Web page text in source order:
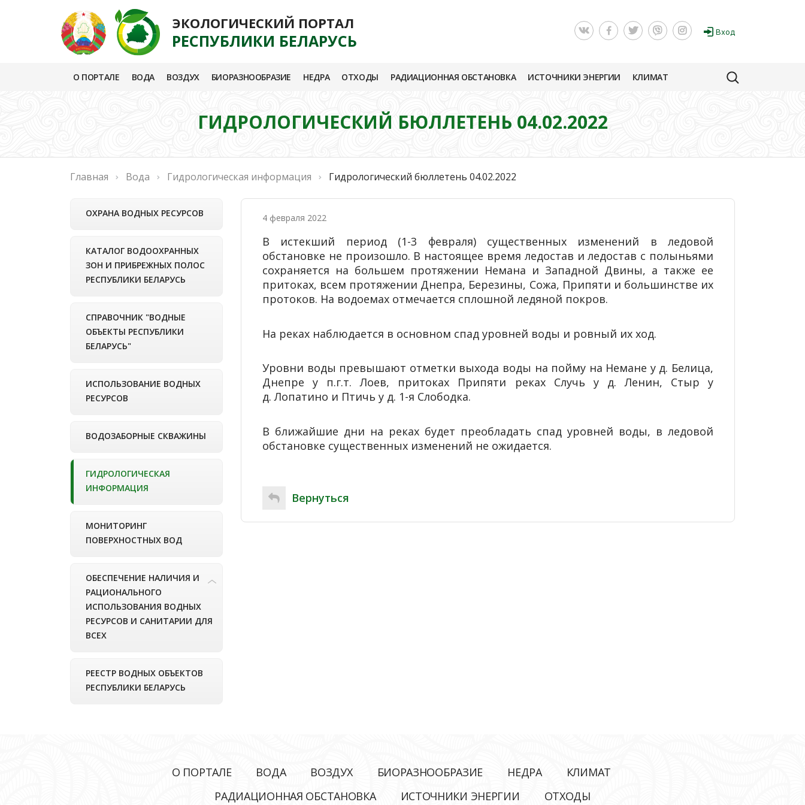
ЭКОЛОГИЧЕСКИЙ ПОРТАЛ
РЕСПУБЛИКИ БЕЛАРУСЬ Вход
О ПОРТАЛЕ ВОДА ВОЗДУХ БИОРАЗНООБРАЗИЕ НЕДРА ОТХОДЫ РАДИАЦИОННАЯ ОБСТАНОВКА ИСТОЧНИКИ ЭНЕРГИИ КЛИМАТ
ГИДРОЛОГИЧЕСКИЙ БЮЛЛЕТЕНЬ 04.02.2022
Главная Вода Гидрологическая информация Гидрологический бюллетень 04.02.2022
4 февраля 2022
В истекший период (1-3 февраля) существенных изменений в ледовой
обстановке не произошло. В настоящее время ледостав и ледостав с полыньями
сохраняется на большем протяжении Немана и Западной Двины, а также ее
притоках, всем протяжении Днепра, Березины, Сожа, Припяти и большинстве их
протоков. На водоемах отмечается сплошной ледяной покров.
На реках наблюдается в основном спад уровней воды и ровный их ход.
Уровни воды превышают отметки выхода воды на пойму на Немане у д. Белица,
Днепре у п.г.т. Лоев, притоках Припяти реках Случь у д. Ленин, Стыр у
д. Лопатино и Птичь у д. 1-я Слободка.
В ближайшие дни на реках будет преобладать спад уровней воды, в ледовой
обстановке существенных изменений не ожидается.
Вернуться
ОХРАНА ВОДНЫХ РЕСУРСОВ
КАТАЛОГ ВОДООХРАННЫХ
ЗОН И ПРИБРЕЖНЫХ ПОЛОС
РЕСПУБЛИКИ БЕЛАРУСЬ
СПРАВОЧНИК "ВОДНЫЕ
ОБЪЕКТЫ РЕСПУБЛИКИ
БЕЛАРУСЬ"
ИСПОЛЬЗОВАНИЕ ВОДНЫХ
РЕСУРСОВ
ВОДОЗАБОРНЫЕ СКВАЖИНЫ
ГИДРОЛОГИЧЕСКАЯ
ИНФОРМАЦИЯ
МОНИТОРИНГ
ПОВЕРХНОСТНЫХ ВОД
ОБЕСПЕЧЕНИЕ НАЛИЧИЯ И
РАЦИОНАЛЬНОГО
ИСПОЛЬЗОВАНИЯ ВОДНЫХ
РЕСУРСОВ И САНИТАРИИ ДЛЯ
ВСЕХ
РЕЕСТР ВОДНЫХ ОБЪЕКТОВ
РЕСПУБЛИКИ БЕЛАРУСЬ
О ПОРТАЛЕ ВОДА ВОЗДУХ БИОРАЗНООБРАЗИЕ НЕДРА
КЛИМАТ
РАДИАЦИОННАЯ ОБСТАНОВКА
ИСТОЧНИКИ ЭНЕРГИИ ОТХОДЫ